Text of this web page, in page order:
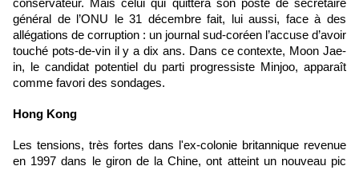
conservateur. Mais celui qui quittera son poste de secrétaire
général de l’ONU le 31 décembre fait, lui aussi, face à des
allégations de corruption : un journal sud-coréen l’accuse d’avoir
touché pots-de-vin il y a dix ans. Dans ce contexte, Moon Jae-
in, le candidat potentiel du parti progressiste Minjoo, apparaît
comme favori des sondages.
Hong Kong
Les tensions, très fortes dans l'ex-colonie britannique revenue
en 1997 dans le giron de la Chine, ont atteint un nouveau pic